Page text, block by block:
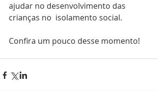
ajudar no desenvolvimento das
crianças no  isolamento social.
Confira um pouco desse momento!